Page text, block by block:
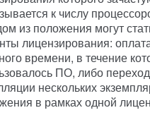
к числу
из положения могут
лицензирования:
времени, в течение
ПО, либо
нескольких
в рамках одной